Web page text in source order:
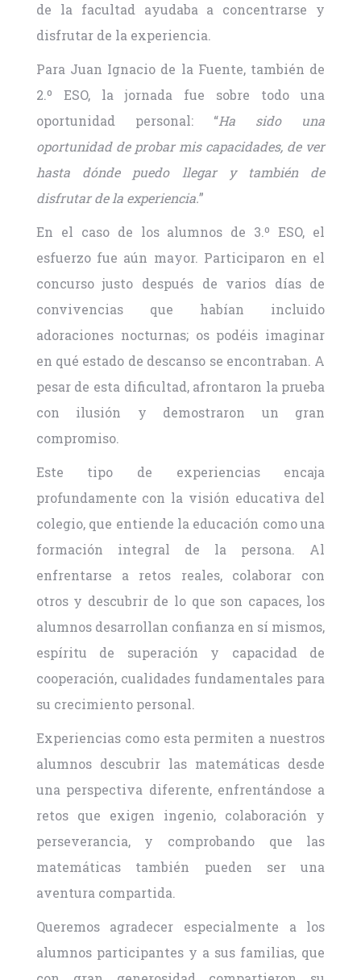
de la facultad ayudaba a concentrarse y
disfrutar de la experiencia.
Para Juan Ignacio de la Fuente, también de
2.º ESO, la jornada fue sobre todo una
oportunidad personal: “Ha sido una
oportunidad de probar mis capacidades, de ver
hasta dónde puedo llegar y también de
disfrutar de la experiencia.”
En el caso de los alumnos de 3.º ESO, el
esfuerzo fue aún mayor. Participaron en el
concurso justo después de varios días de
convivencias que habían incluido
adoraciones nocturnas; os podéis imaginar
en qué estado de descanso se encontraban. A
pesar de esta dificultad, afrontaron la prueba
con ilusión y demostraron un gran
compromiso.
Este tipo de experiencias encaja
profundamente con la visión educativa del
colegio, que entiende la educación como una
formación integral de la persona. Al
enfrentarse a retos reales, colaborar con
otros y descubrir de lo que son capaces, los
alumnos desarrollan confianza en sí mismos,
espíritu de superación y capacidad de
cooperación, cualidades fundamentales para
su crecimiento personal.
Experiencias como esta permiten a nuestros
alumnos descubrir las matemáticas desde
una perspectiva diferente, enfrentándose a
retos que exigen ingenio, colaboración y
perseverancia, y comprobando que las
matemáticas también pueden ser una
aventura compartida.
Queremos agradecer especialmente a los
alumnos participantes y a sus familias, que